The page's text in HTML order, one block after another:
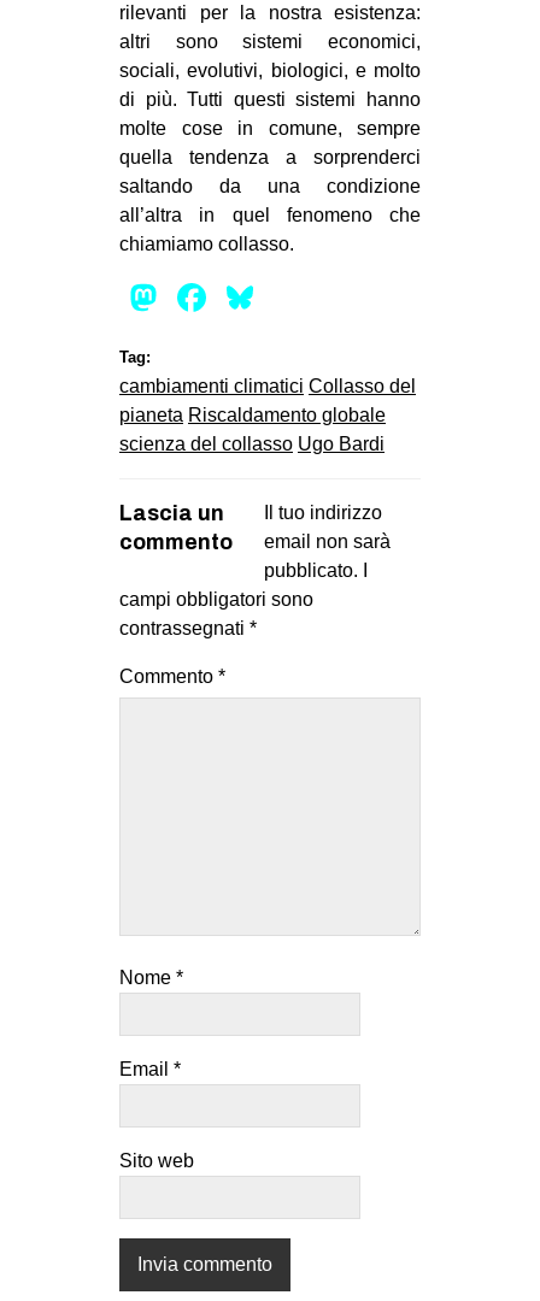
rilevanti per la nostra esistenza:
altri sono sistemi economici,
sociali, evolutivi, biologici, e molto
di più. Tutti questi sistemi hanno
molte cose in comune, sempre
quella tendenza a sorprenderci
saltando da una condizione
all’altra in quel fenomeno che
chiamiamo collasso.
Mastodon
Facebook
Tag:
cambiamenti climatici Collasso del
pianeta Riscaldamento globale
scienza del collasso Ugo Bardi
Lascia un
commento
Il tuo indirizzo
email non sarà
pubblicato.
campi obbligatori sono
contrassegnati *
Commento *
Nome *
Email *
Sito web